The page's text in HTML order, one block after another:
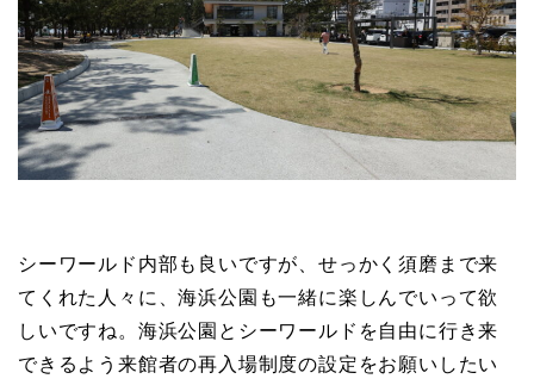
シーワールド内部も良いですが、せっかく須磨まで来
てくれた人々に、海浜公園も一緒に楽しんでいって欲
しいですね。海浜公園とシーワールドを自由に行き来
できるよう来館者の再入場制度の設定をお願いしたい